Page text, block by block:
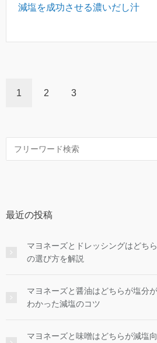
減塩を成功させる濃いだし汁
1 2 3
最近の投稿
マヨネーズとドレッシングはどち
の選び方を解説
マヨネーズと醤油はどちらが塩分
わかった減塩のコツ
マヨネーズと味噌はどちらが減塩